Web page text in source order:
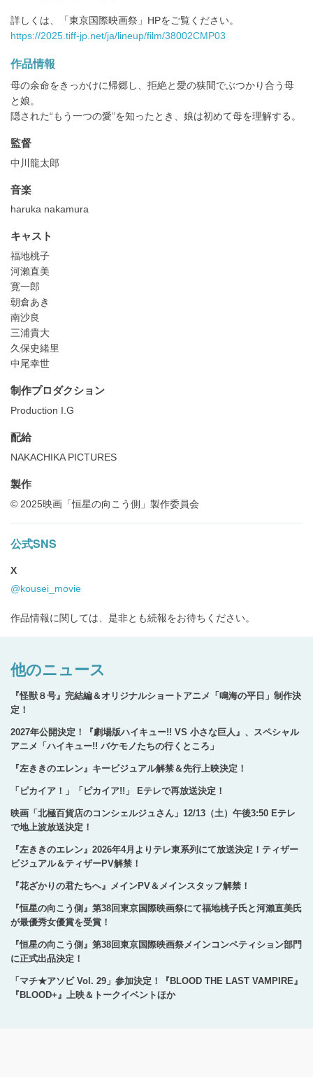
詳しくは、「東京国際映画祭」HPをご覧ください。
https://2025.tiff-jp.net/ja/lineup/film/38002CMP03
作品情報
⺟の余命をきっかけに帰郷し、拒絶と愛の狭間でぶつかり合う⺟
と娘。
隠された“もう⼀つの愛”を知ったとき、娘は初めて⺟を理解する。
監督
中川龍太郎
音楽
haruka nakamura
キャスト
福地桃子
河瀨直美
寛一郎
朝倉あき
南沙良
三浦貴大
久保史緒里
中尾幸世
制作プロダクション
Production I.G
配給
NAKACHIKA PICTURES
製作
© 2025映画「恒星の向こう側」製作委員会
公式SNS
X
@kousei_movie
作品情報に関しては、是非とも続報をお待ちください。
他のニュース
『怪獣８号』完結編＆オリジナルショートアニメ「鳴海の平日」制作決
定！
2027年公開決定！『劇場版ハイキュー!! VS 小さな巨人』、スペシャル
アニメ「ハイキュー!! バケモノたちの行くところ」
『左ききのエレン』キービジュアル解禁＆先行上映決定！
「ピカイア！」「ピカイア!!」 Eテレで再放送決定！
映画「北極百貨店のコンシェルジュさん」12/13（土）午後3:50 Eテレ
で地上波放送決定！
『左ききのエレン』2026年4月よりテレ東系列にて放送決定！ティザー
ビジュアル＆ティザーPV解禁！
『花ざかりの君たちへ』メインPV＆メインスタッフ解禁！
『恒星の向こう側』第38回東京国際映画祭にて福地桃子氏と河瀨直美氏
が最優秀女優賞を受賞！
『恒星の向こう側』第38回東京国際映画祭メインコンペティション部門
に正式出品決定！
「マチ★アソビ Vol. 29」参加決定！『BLOOD THE LAST VAMPIRE』
『BLOOD+』上映＆トークイベントほか